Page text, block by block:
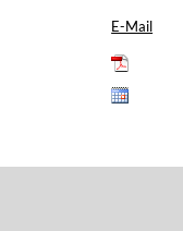
E-Mail